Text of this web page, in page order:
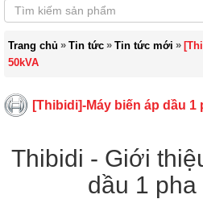
Trang chủ » Tin tức » Tin tức mới »
50kVA
[Thibidi]-Máy biến áp dầu 1
Thibidi - Giới
dầu 1 pha